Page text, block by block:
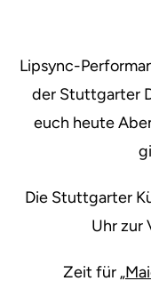
Lipsync-
der Stuttgarter
euch heute
Die Stuttgarter
Uhr zur
Zeit für